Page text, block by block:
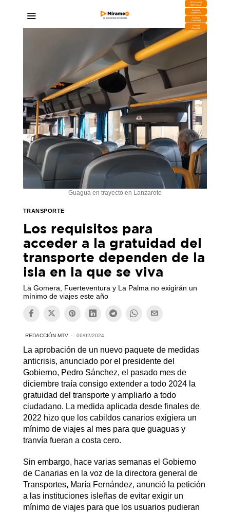
DESCARGA
MIRAPLAY
Buzón de
Sugerencias
Contratar
Publicidad
Contacto
Comercial
Guagua en trayecto en Lanzarote
TRANSPORTE
Los requisitos para
acceder a la gratuidad del
transporte dependen de la
isla en la que se viva
La Gomera, Fuerteventura y La Palma no exigirán un
mínimo de viajes este año
REDACCIÓN MTV 06/02/2024
La aprobación de un nuevo paquete de medidas
anticrisis, anunciado por el presidente del
Gobierno, Pedro Sánchez, el pasado mes de
diciembre traía consigo extender a todo 2024 la
gratuidad del transporte y ampliarlo a todo
ciudadano. La medida aplicada desde finales de
2022 hizo que los cabildos canarios exigiera un
mínimo de viajes al mes para que guaguas y
tranvía fueran a costa cero.
Sin embargo, hace varias semanas el Gobierno
de Canarias en la voz de la directora general de
Transportes, María Fernández, anunció la petición
a las instituciones isleñas de evitar exigir un
mínimo de viajes para que los usuarios pudieran